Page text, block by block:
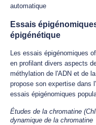
automatique
Essais
épigénétique
Les essais épigénomiques
en profilant divers aspects
méthylation de l'ADN et de
propose son expertise dans
essais épigénomiques
Études de la chromatine
dynamique de la chromatine